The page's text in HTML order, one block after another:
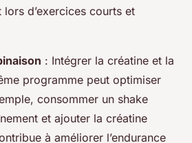
lors d’exercices courts et
: Intégrer la créatine et la
programme peut optimiser
consommer un shake
et ajouter la créatine
à améliorer l’endurance